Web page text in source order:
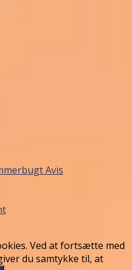
Avis
Ved at fortsætte med
du samtykke til, at